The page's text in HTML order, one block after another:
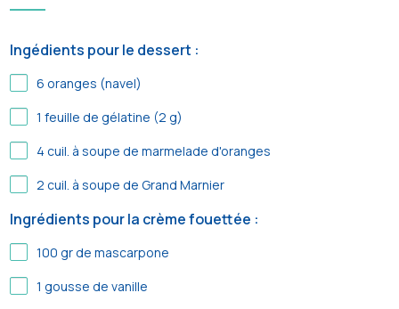
Ingédients pour le dessert :
6 oranges (navel)
1 feuille de gélatine (2 g)
4 cuil. à soupe de marmelade d'oranges
2 cuil. à soupe de Grand Marnier
Ingrédients pour la crème fouettée :
100 gr de mascarpone
1 gousse de vanille